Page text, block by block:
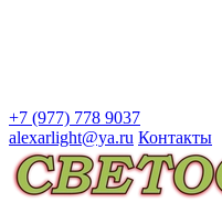
+7 (977) 778 9037
alexarlight@ya.ru Контакты